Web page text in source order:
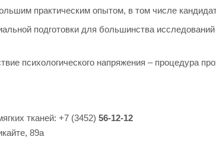
практическим опытом, в том числе
подготовки для большинства
психологического напряжения – процедура
тканей: +7 (3452) 56-12-12
89а